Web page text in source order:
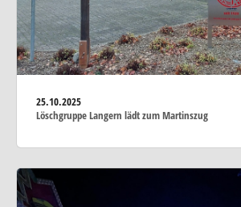
25.10.2025
Löschgruppe Langern lädt zum Martinszug